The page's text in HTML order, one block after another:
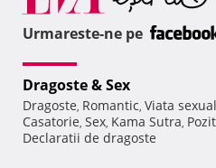
Urmareste-ne pe
Dragoste & Sex
Dragoste, Romantic, Viata
Casatorie, Sex, Kama Sutra,
Declaratii de dragoste